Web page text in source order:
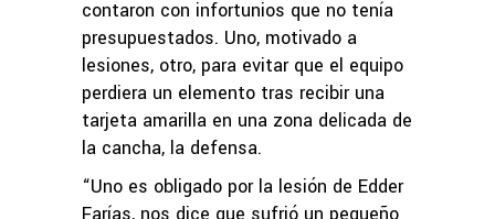
contaron con infortunios que no tenía
presupuestados. Uno, motivado a
lesiones, otro, para evitar que el equipo
perdiera un elemento tras recibir una
tarjeta amarilla en una zona delicada de
la cancha, la defensa.
“Uno es obligado por la lesión de Edder